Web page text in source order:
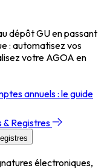
dépôt GU en passant
: automatisez vos
votre AGOA en
annuels : le guide
& Registres
électroniques,